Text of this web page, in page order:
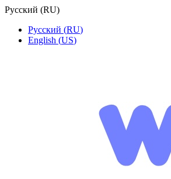
Русский (RU)
Русский (RU)
English (US)